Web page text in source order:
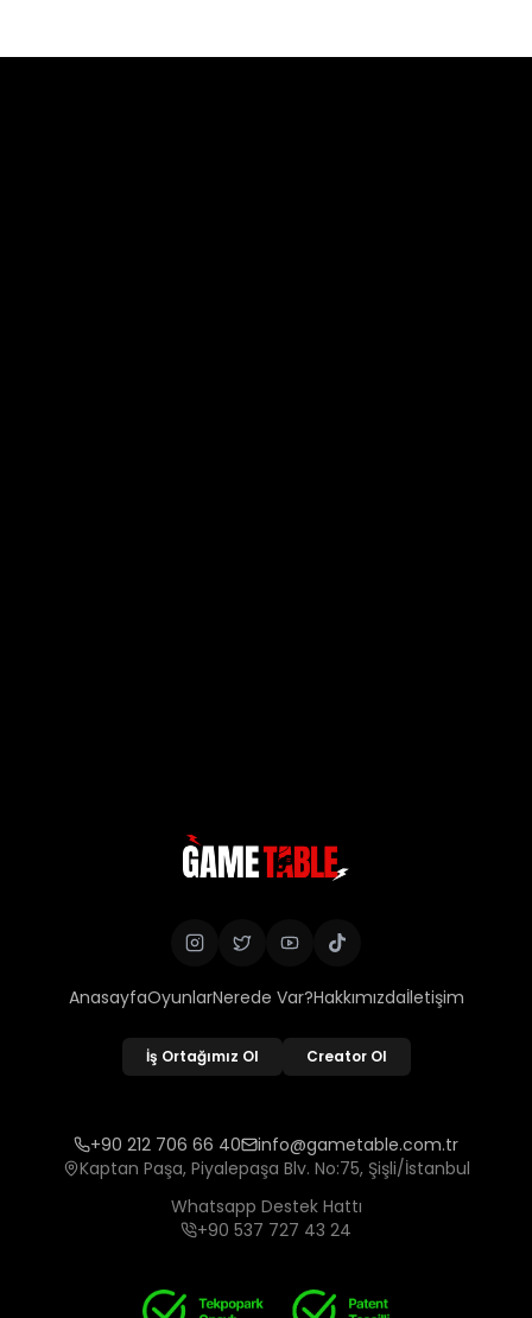
AnasayfaOyunlarNerede Var?Hakkımızdaİletişim
İş Ortağımız Ol Creator Ol
+90 212 706 66 40
info@gametable.com.tr
Kaptan Paşa, Piyalepaşa Blv. No:75, Şişli/İstanbul
Whatsapp Destek Hattı
+90 537 727 43 24